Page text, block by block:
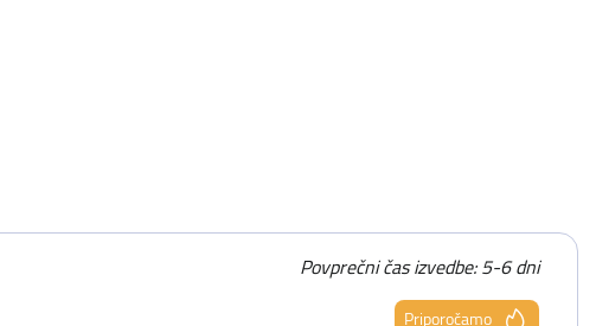
Povprečni čas izvedbe: 5-6 dni
Priporočamo